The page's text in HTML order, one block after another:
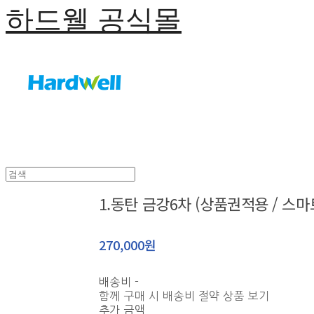
하드웰 공식몰
1.동탄 금강6차 (상품권적용 / 스
270,000원
배송비 -
함께 구매 시 배송비 절약 상품 보기
추가 금액